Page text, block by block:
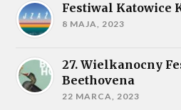
Festiwal Katowice
8 MAJA, 2023
27. Wielkanocny
Beethovena
22 MARCA, 2023